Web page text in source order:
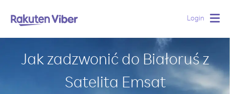
Login
Jak zadzwonić do Białoruś z
Satelita Emsat